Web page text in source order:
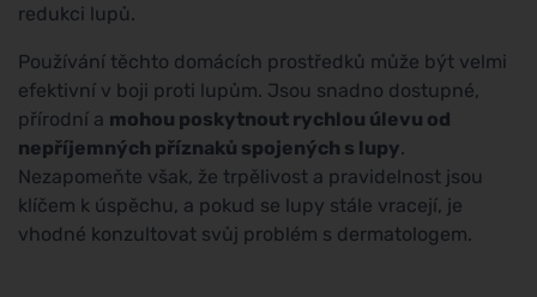
redukci lupů.
Používání těchto domácích prostředků může být velmi
efektivní v boji proti lupům. Jsou snadno dostupné,
přírodní a mohou poskytnout rychlou úlevu od
nepříjemných příznaků spojených s lupy.
Nezapomeňte však, že trpělivost a pravidelnost jsou
klíčem k úspěchu, a pokud se lupy stále vracejí, je
vhodné konzultovat svůj problém s dermatologem.